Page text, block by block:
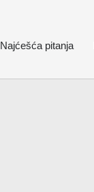
Najćešća pitanja